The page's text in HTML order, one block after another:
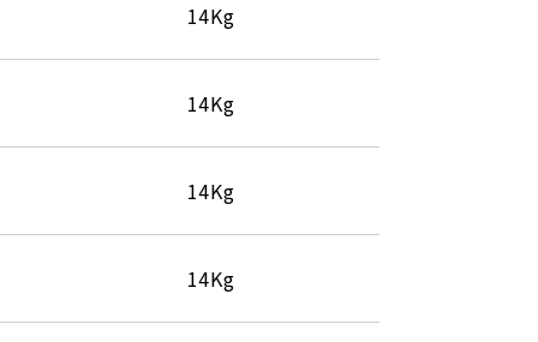
14Kg
14Kg
14Kg
14Kg